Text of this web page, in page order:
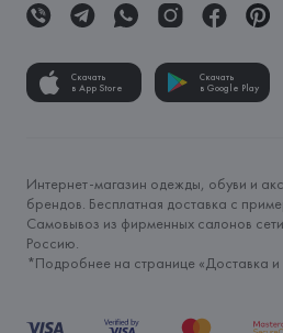
Скачать
в App Store
Скачать
в Google Play
Интернет-магазин одежды, обуви и
брендов. Бесплатная доставка с
Самовывоз из фирменных салонов
Россию.
*Подробнее на странице «Доставка и